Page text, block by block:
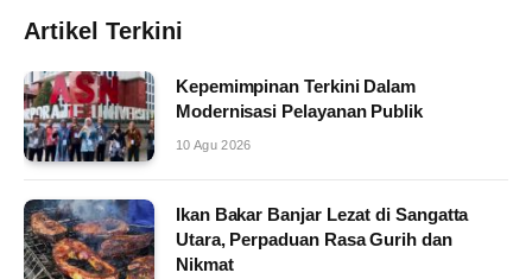
Artikel Terkini
Kepemimpinan Terkini Dalam
Modernisasi Pelayanan Publik
10 Agu 2026
Ikan Bakar Banjar Lezat di Sangatta
Utara, Perpaduan Rasa Gurih dan
Nikmat